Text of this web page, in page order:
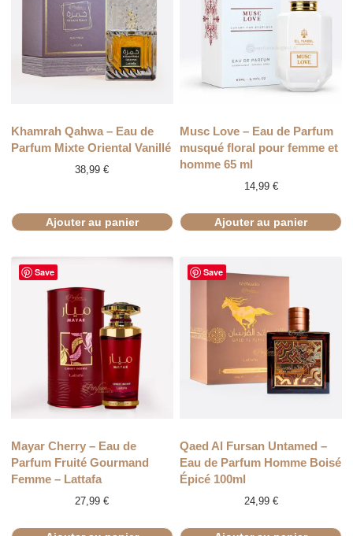
Khamrah Qahwa – Eau de
Parfum Mixte Oriental Vanillé
38,99€
Ajouter au panier
Musc Love – Eau de Parfum
musqué floral pour femme et
homme 65 ml
14,99 €
Ajouter au panier
Save
Mayar Cherry – Eau de
Parfum Fruité Gourmand
Femme – Lattafa
27,99€
Save
Qaed Al Fursan Untamed –
Eau de Parfum Homme Boisé
Épicé 100ml
24,99 €